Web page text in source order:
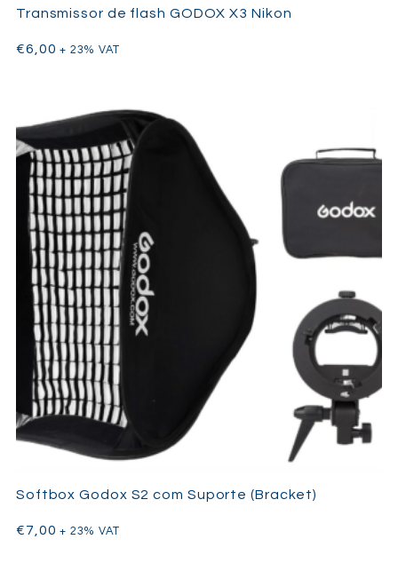
Transmissor de flash GODOX X3 Nikon
€6,00 + 23% VAT
Softbox Godox S2 com Suporte (Bracket)
€7,00 + 23% VAT